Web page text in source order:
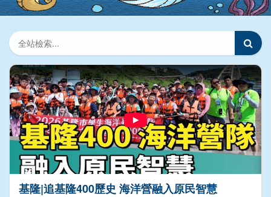
基隆|追基隆400歷史 海洋營融入原民智慧